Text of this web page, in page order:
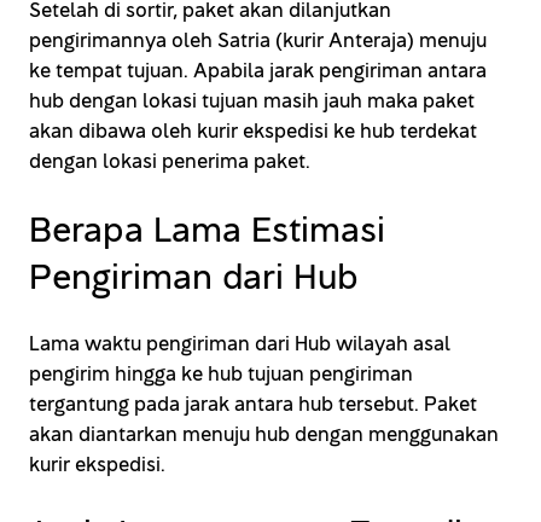
Setelah di sortir, paket akan dilanjutkan
pengirimannya oleh Satria (kurir Anteraja) menuju
ke tempat tujuan. Apabila jarak pengiriman antara
hub dengan lokasi tujuan masih jauh maka paket
akan dibawa oleh kurir ekspedisi ke hub terdekat
dengan lokasi penerima paket.
Berapa Lama Estimasi
Pengiriman dari Hub
Lama waktu pengiriman dari Hub wilayah asal
pengirim hingga ke hub tujuan pengiriman
tergantung pada jarak antara hub tersebut. Paket
akan diantarkan menuju hub dengan menggunakan
kurir ekspedisi.